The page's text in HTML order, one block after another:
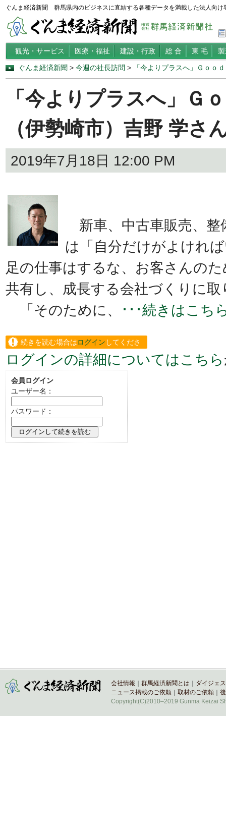
ぐんま経済新聞 群馬県内のビジネスに直結する各種データを満載した法人向け
観光・サービス 医療・福祉 建設・行政 総 合 東 毛
ぐんま経済新聞 > 今週の社長訪問 > 「今よりプラスへ」Ｇｏｏ
「今よりプラスへ」Ｇ
（伊勢崎市）吉野 学さ
2019年7月18日 12:00 PM
新車、中古車販売、整
は「自分だけがよけれ
足の仕事はするな、お客さんの
共有し、成長する会社づくりに
「そのために、
･･･続きはこち
続きを読む場合はログイン してくださ
い。
ログインの詳細についてはこちら
会員ログイン
ユーザー名：
パスワード：
会社情報 群馬経済新聞とは
ダイジェ
ニュース掲載のご依頼
取材のご依頼
Copyright(C)2010–2019 Gunma Keizai